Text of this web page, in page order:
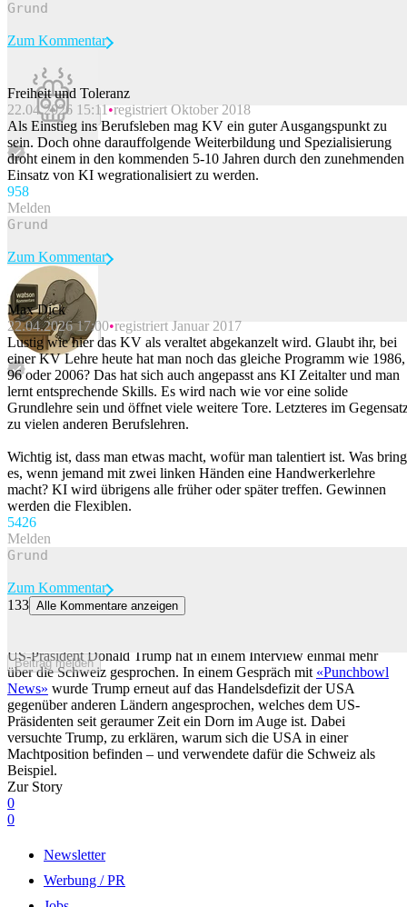
Beitrag melden
Zum Kommentar
Freiheit und Toleranz
22.04.2026 15:11 registriert Oktober 2018
Als Einstieg ins Berufsleben mag KV ein guter Ausgangspunkt zu
sein. Doch ohne darauffolgende Weiterbildung und Spezialisierung
droht einem in den kommenden 5-10 Jahren durch den zunehmenden
Einsatz von KI wegrationalisiert zu werden.
958
Melden
Beitrag melden
Zum Kommentar
Max Dick
22.04.2026 17:00 registriert Januar 2017
Lustig wie hier das KV als veraltet abgekanzelt wird. Glaubt ihr, bei
einer KV Lehre heute hat man noch das gleiche Programm wie 1986,
96 oder 2006? Das hat sich auch angepasst ans KI Zeitalter und man
lernt entsprechende Skills. Es wird nach wie vor eine solide
Grundlehre sein und öffnet viele weitere Tore. Letzteres im
zu vielen anderen Berufslehren.
Wichtig ist, dass man etwas macht, wofür man talentiert ist. Was
es, wenn jemand mit zwei linken Händen eine Handwerkerlehre
macht? KI wird übrigens alle früher oder später treffen. Gewinnen
werden die Flexiblen.
5426
Melden
Beitrag melden
Zum Kommentar
133 Alle Kommentare anzeigen
US-Präsident Donald Trump hat in einem Interview einmal mehr
über die Schweiz gesprochen. In einem Gespräch mit «Punchbowl
News» wurde Trump erneut auf das Handelsdefizit der USA
gegenüber anderen Ländern angesprochen, welches dem US-
Präsidenten seit geraumer Zeit ein Dorn im Auge ist. Dabei
versuchte Trump, zu erklären, warum sich die USA in einer
Machtposition befinden – und verwendete dafür die Schweiz als
Beispiel.
Zur Story
0
0
Newsletter
Werbung / PR